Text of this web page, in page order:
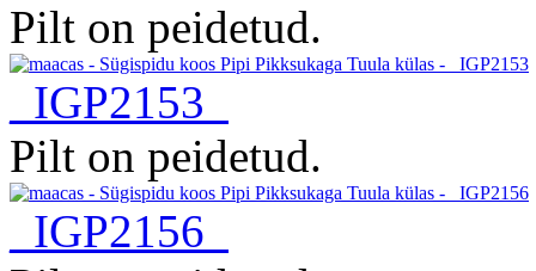
Pilt on peidetud.
_IGP2153
Pilt on peidetud.
_IGP2156